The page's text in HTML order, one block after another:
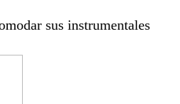
sus instrumentales